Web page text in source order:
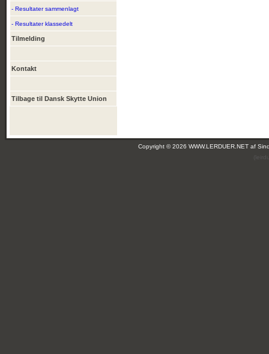
- Resultater sammenlagt
- Resultater klassedelt
Tilmelding
Kontakt
Tilbage til Dansk Skytte Union
Copyright © 2026 WWW.LERDUER.NET af